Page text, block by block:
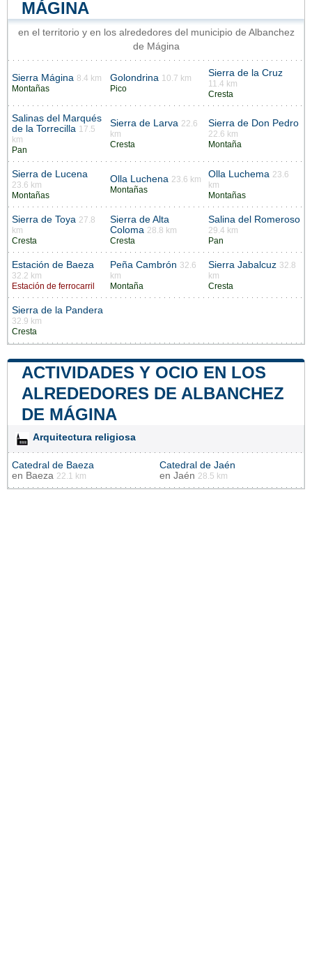
MÁGINA
en el territorio y en los alrededores del municipio de Albanchez
de Mágina
Sierra Mágina 8.4 km
Montañas
Golondrina 10.7 km
Pico
Sierra de la Cruz
11.4 km
Cresta
Salinas del Marqués
de la Torrecilla 17.5
km
Pan
Sierra de Larva 22.6
km
Cresta
Sierra de Don Pedro
22.6 km
Montaña
Sierra de Lucena
23.6 km
Montañas
Olla Luchena 23.6 km
Montañas
Olla Luchema 23.6
km
Montañas
Sierra de Toya 27.8
km
Cresta
Sierra de Alta
Coloma 28.8 km
Cresta
Salina del Romeroso
29.4 km
Pan
Estación de Baeza
32.2 km
Estación de ferrocarril
Peña Cambrón 32.6
km
Montaña
Sierra Jabalcuz 32.8
km
Cresta
Sierra de la Pandera
32.9 km
Cresta
ACTIVIDADES Y OCIO EN LOS
ALREDEDORES DE ALBANCHEZ
DE MÁGINA
Arquitectura religiosa
Catedral de Baeza
en Baeza 22.1 km
Catedral de Jaén
en Jaén 28.5 km